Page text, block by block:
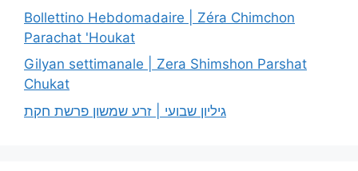
Bollettino Hebdomadaire | Zéra Chimchon
Parachat 'Houkat
Gilyan settimanale | Zera Shimshon Parshat
Chukat
גיליון שבועי | זרע שמשון פרשת חקת